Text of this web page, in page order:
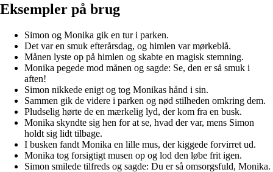
Eksempler på brug
Simon og Monika gik en tur i parken.
Det var en smuk efterårsdag, og himlen var mørkeblå.
Månen lyste op på himlen og skabte en magisk stemning.
Monika pegede mod månen og sagde: Se, den er så smuk i
aften!
Simon nikkede enigt og tog Monikas hånd i sin.
Sammen gik de videre i parken og nød stilheden omkring dem.
Pludselig hørte de en mærkelig lyd, der kom fra en busk.
Monika skyndte sig hen for at se, hvad der var, mens Simon
holdt sig lidt tilbage.
I busken fandt Monika en lille mus, der kiggede forvirret ud.
Monika tog forsigtigt musen op og lod den løbe frit igen.
Simon smilede tilfreds og sagde: Du er så omsorgsfuld, Monika.